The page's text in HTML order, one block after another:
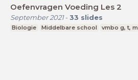
Oefenvragen Voeding Les 2
September 2021- 33 slides
Biologie Middelbare school vmbo g, t,